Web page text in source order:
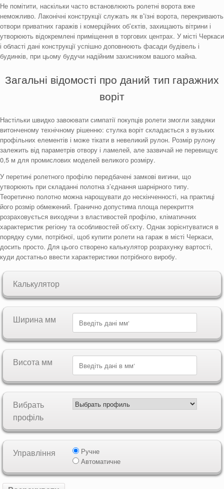
Не помітити, наскільки часто встановлюють ролетні ворота вже
неможливо. Лаконічні конструкції служать як в’їзні ворота, перекривають
отвори приватних гаражів і комерційних об’єктів, захищають вітрини і
утворюють відокремлені приміщення в торгових центрах. У місті Черкаси
і області дані конструкції успішно доповнюють фасади будівель і
будинків, при цьому будучи надійним захисником вашого майна.
Загальні відомості про даний тип гаражних
воріт
Настільки швидко завоювати симпатії покупців ролети змогли завдяки
витонченому технічному рішенню: стулка воріт складається з вузьких
профільних елементів і може тікати в невеликий рулон. Розмір рулону
залежить від параметрів отвору і ламелей, але зазвичай не перевищує
0,5 м для промислових моделей великого розміру.
У перетині ролетного профілю передбачені замкові вигини, що
утворюють при складанні полотна з’єднання шарнірного типу.
Теоретично полотно можна нарощувати до нескінченності, на практиці
його розмір обмежений. Гранично допустима площа перекриття
розраховується виходячи з властивостей профілю, кліматичних
характеристик регіону та особливостей об’єкту. Однак зорієнтуватися в
порядку суми, потрібної, щоб купити ролети на гараж в місті Черкаси,
досить просто. Для цього створено калькулятор розрахунку вартості,
куди достатньо ввести характеристики потрібного виробу.
Калькулятор
Ширина мм
Висота мм
Вибрать
профіль
Управління
Ручне
Автоматичне